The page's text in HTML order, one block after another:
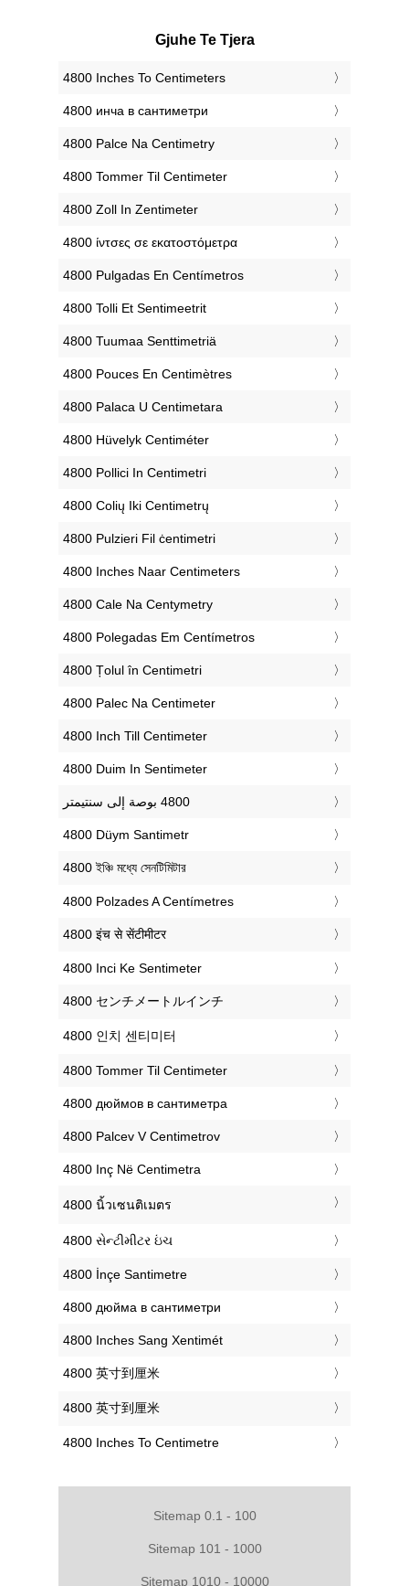
Gjuhe Te Tjera
‎4800 Inches To Centimeters
‎4800 инча в сантиметри
‎4800 Palce Na Centimetry
‎4800 Tommer Til Centimeter
‎4800 Zoll In Zentimeter
‎4800 ίντσες σε εκατοστόμετρα
‎4800 Pulgadas En Centímetros
‎4800 Tolli Et Sentimeetrit
‎4800 Tuumaa Senttimetriä
‎4800 Pouces En Centimètres
‎4800 Palaca U Centimetara
‎4800 Hüvelyk Centiméter
‎4800 Pollici In Centimetri
‎4800 Colių Iki Centimetrų
‎4800 Pulzieri Fil ċentimetri
‎4800 Inches Naar Centimeters
‎4800 Cale Na Centymetry
‎4800 Polegadas Em Centímetros
‎4800 Țolul în Centimetri
‎4800 Palec Na Centimeter
‎4800 Inch Till Centimeter
‎4800 Duim In Sentimeter
‎4800 Düym Santimetr
‎4800 ইঞ্চি মধ্যে সেনটিমিটার
‎4800 Polzades A Centímetres
‎4800 इंच से सेंटीमीटर
‎4800 Inci Ke Sentimeter
‎4800 センチメートルインチ
‎4800 인치 센티미터
‎4800 Tommer Til Centimeter
‎4800 дюймов в сантиметра
‎4800 Palcev V Centimetrov
‎4800 Inç Në Centimetra
‎4800 นิ้วเซนติเมตร
‎4800 સેન્ટીમીટર ઇંચ
‎4800 İnçe Santimetre
‎4800 дюйма в сантиметри
‎4800 Inches Sang Xentimét
‎4800 英寸到厘米
‎4800 英寸到厘米
‎4800 Inches To Centimetre
Sitemap 0.1 - 100
Sitemap 101 - 1000
Sitemap 1010 - 10000